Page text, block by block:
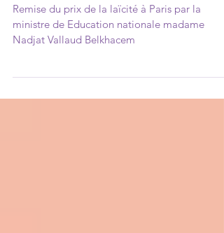
laïcité!
Remise du prix de la laïcité à Paris par la
ministre de Education nationale madame